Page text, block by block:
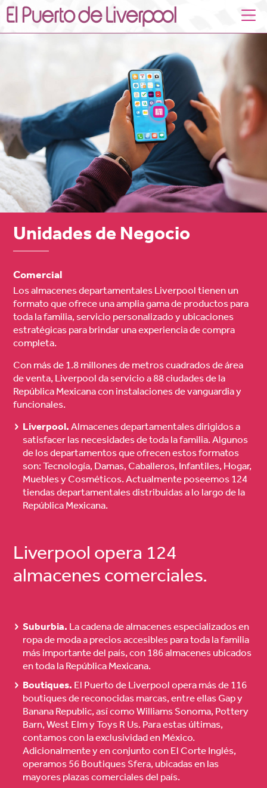
Unidades de Negocio
Comercial
Los almacenes departamentales Liverpool tienen un
formato que ofrece una amplia gama de productos para
toda la familia, servicio personalizado y ubicaciones
estratégicas para brindar una experiencia de compra
completa.
Con más de 1.8 millones de metros cuadrados de área
de venta, Liverpool da servicio a 88 ciudades de la
República Mexicana con instalaciones de vanguardia y
funcionales.
Liverpool.Almacenes departamentales dirigidos a
satisfacer las necesidades de toda la familia. Algunos
de los departamentos que ofrecen estos formatos
son: Tecnología, Damas, Caballeros, Infantiles, Hogar,
Muebles y Cosméticos. Actualmente poseemos 124
tiendas departamentales distribuidas a lo largo de la
República Mexicana.
Liverpool opera 124
almacenes comerciales.
Suburbia.La cadena de almacenes especializados en
ropa de moda a precios accesibles para toda la familia
más importante del país, con 186 almacenes ubicados
en toda la República Mexicana.
Boutiques.El Puerto de Liverpool opera más de 116
boutiques de reconocidas marcas, entre ellas Gap y
Banana Republic, así como Williams Sonoma, Pottery
Barn, West Elm y Toys R Us. Para estas últimas,
contamos con la exclusividad en México.
Adicionalmente y en conjunto con El Corte Inglés,
operamos 56 Boutiques Sfera, ubicadas en las
mayores plazas comerciales del país.